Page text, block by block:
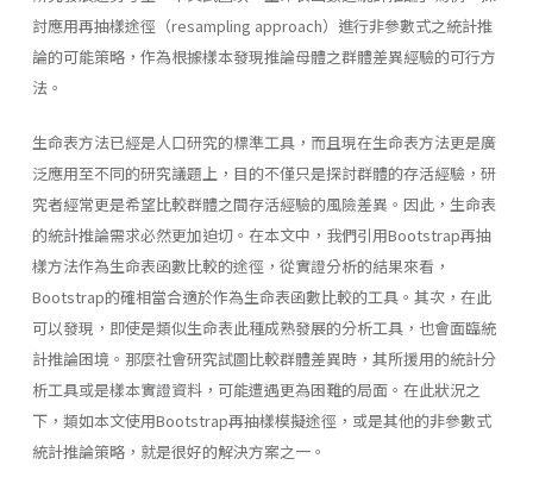
討應用再抽樣途徑（resampling approach）進行非參數式之統計推
論的可能策略，作為根據樣本發現推論母體之群體差異經驗的可行方
法。
生命表方法已經是人口研究的標準工具，而且現在生命表方法更是廣
泛應用至不同的研究議題上，目的不僅只是探討群體的存活經驗，研
究者經常更是希望比較群體之間存活經驗的風險差異。因此，生命表
的統計推論需求必然更加迫切。在本文中，我們引用Bootstrap再抽
樣方法作為生命表函數比較的途徑，從實證分析的結果來看，
Bootstrap的確相當合適於作為生命表函數比較的工具。其次，在此
可以發現，即使是類似生命表此種成熟發展的分析工具，也會面臨統
計推論困境。那麼社會研究試圖比較群體差異時，其所援用的統計分
析工具或是樣本實證資料，可能遭遇更為困難的局面。在此狀況之
下，類如本文使用Bootstrap再抽樣模擬途徑，或是其他的非參數式
統計推論策略，就是很好的解決方案之一。